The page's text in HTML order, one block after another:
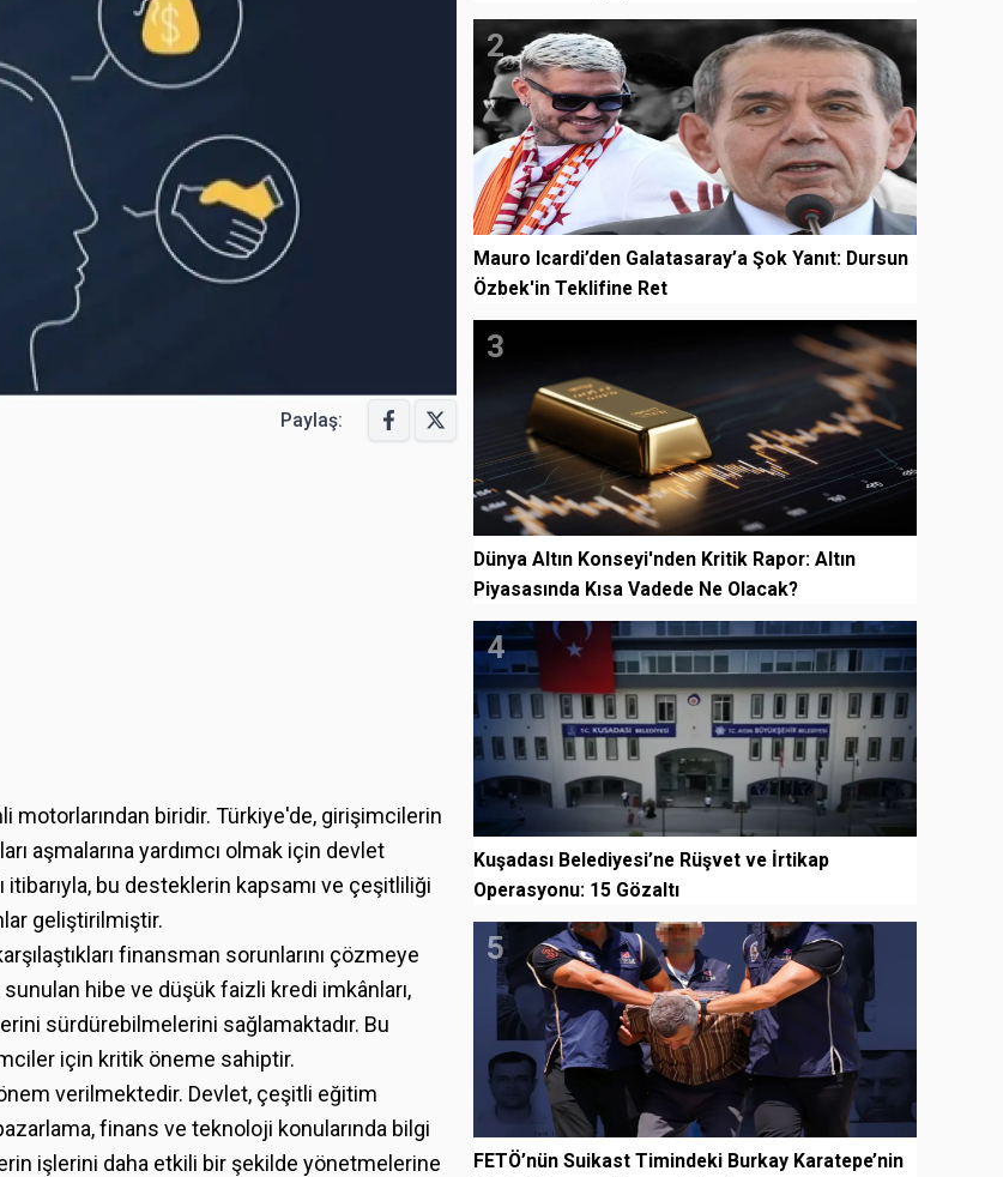
Paylaş:
motorlarından biridir. Türkiye'de, girişimcilerin
aşmalarına yardımcı olmak için devlet
bu desteklerin kapsamı ve çeşitliliği
geliştirilmiştir.
finansman sorunlarını çözmeye
hibe ve düşük faizli kredi imkânları,
sürdürebilmelerini sağlamaktadır. Bu
için kritik öneme sahiptir.
verilmektedir. Devlet, çeşitli eğitim
finans ve teknoloji konularında bilgi
işlerini daha etkili bir şekilde yönetmelerine
2
Mauro Icardi’den Galatasaray’a Şok Yanıt: Dursun
Özbek'in Teklifine Ret
3
Dünya Altın Konseyi'nden Kritik Rapor: Altın
Piyasasında Kısa Vadede Ne Olacak?
4
Kuşadası Belediyesi’ne Rüşvet ve İrtikap
Operasyonu: 15 Gözaltı
5
FETÖ’nün Suikast Timindeki Burkay Karatepe’nin